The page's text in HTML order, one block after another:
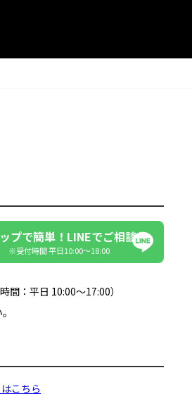
プで簡単！LINEでご相談
※受付時間 平日10:00〜18:00
間：平日 10:00～17:00）
こちら